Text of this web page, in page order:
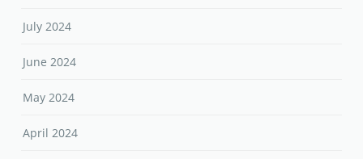
July 2024
June 2024
May 2024
April 2024